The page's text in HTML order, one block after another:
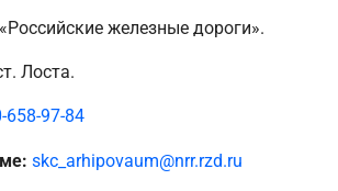
железные дороги».
Лоста.
658-97-84
skc_arhipovaum@nrr.rzd.ru